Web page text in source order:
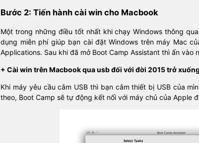
Bước 2: Tiến hành cài win cho Macbook
Một trong những điều tốt nhất khi chạy Windows thông
dụng miễn phí giúp bạn cài đặt Windows trên máy Mac
Applications. Sau khi đã mở Boot Camp Assistant thì ấn vào
+ Cài win trên Macbook qua usb đối với đời 2015 trở xuống
Khi máy yêu cầu cắm USB thì bạn cắm thiết bị USB của
theo, Boot Camp sẽ tự động kết nối với máy chủ của Apple